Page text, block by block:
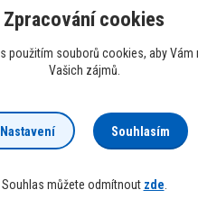
Praha 10 -
NA ADRESE SE
Zpracování cookies
s použitím souborů cookies, aby
Vašich zájmů.
Nastavení Souhlasím
Souhlas můžete odmítnout zde